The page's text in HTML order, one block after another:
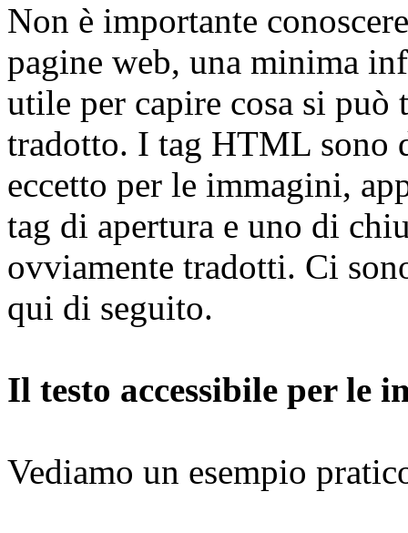
Non è importante
pagine web, una minima
utile per capire cosa si può
tradotto. I tag HTML sono
eccetto per le immagini,
tag di apertura e uno di
ovviamente tradotti. Ci
qui di seguito.
Il testo accessibile per le
Vediamo un esempio